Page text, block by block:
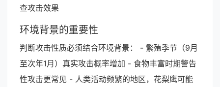
查攻击效果
环境背景的重要性
判断攻击性质必须结合环境背景： - 繁殖季节（9月
至次年1月）真实攻击概率增加 - 食物丰富时期警告
性攻击更常见 - 人类活动频繁的地区，花梨鹰可能